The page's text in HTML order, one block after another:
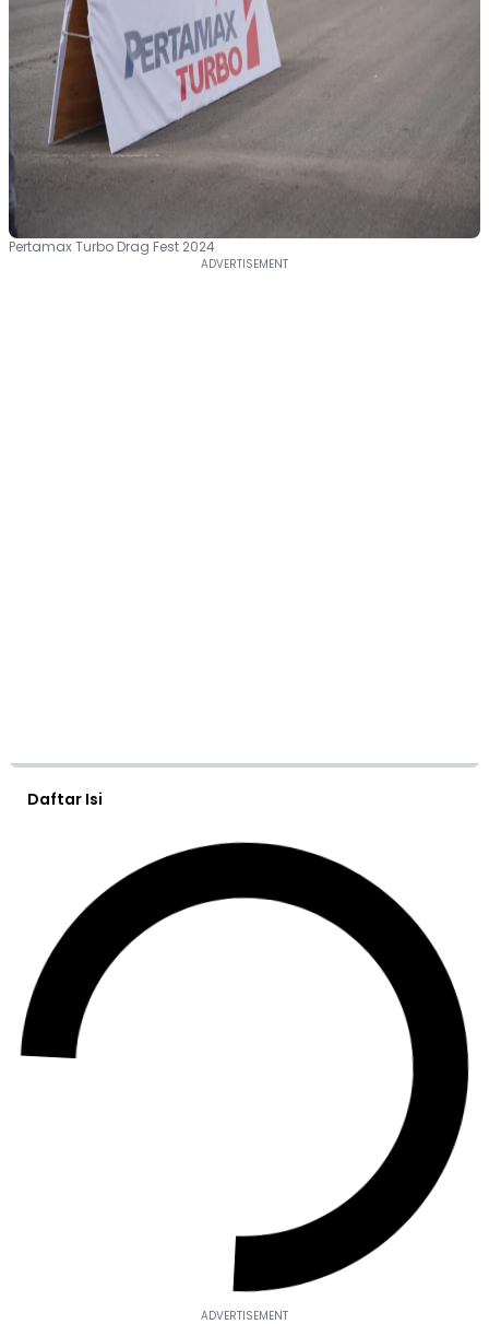
Pertamax Turbo Drag Fest 2024
Daftar Isi